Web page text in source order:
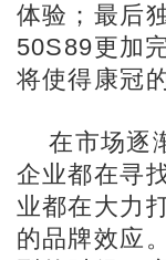
体验；最后
50S89更加
将使得康冠
在市场逐
企业都在寻
业都在大力
的品牌效应